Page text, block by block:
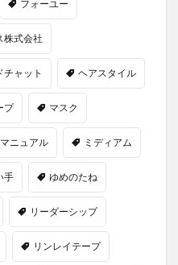
フォーユー
株式会社
チャット ヘアスタイル
プ マスク
マニュアル ミディアム
手 ゆめのたね
リーダーシップ
リンレイテープ